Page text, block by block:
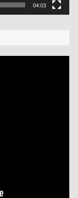
04:03